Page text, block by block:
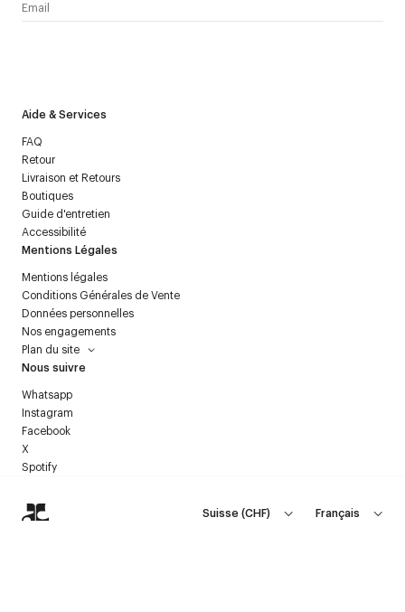
Aide & Services
FAQ
Retour
Livraison et Retours
Boutiques
Guide d'entretien
Accessibilité
Mentions Légales
Mentions légales
Conditions Générales de Vente
Données personnelles
Nos engagements
Plan du site
Nous suivre
Whatsapp
Instagram
Facebook
X
Spotify
Suisse(CHF) Français